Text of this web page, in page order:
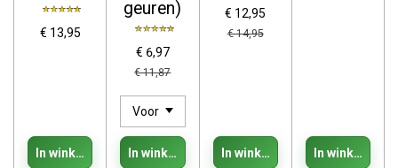
€ 13,95
In winkelwagen
geuren)
€ 6,97
€ 11,87
In winkelwagen
€ 12,95
€ 14,95
In winkelwagen In